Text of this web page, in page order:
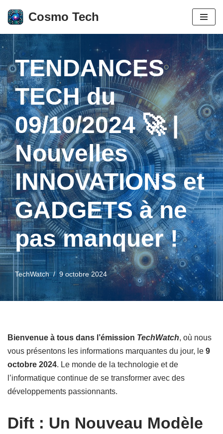
Aller
au
contenu
Cosmo Tech
TENDANCES
TECH du
09/10/2024 🚀 |
Nouvelles
INNOVATIONS et
GADGETS à ne
pas manquer !
TechWatch 9 octobre 2024
Bienvenue à tous dans l’émission TechWatch, où nous
vous présentons les informations marquantes du jour, le 9
octobre 2024. Le monde de la technologie et de
l’informatique continue de se transformer avec des
développements passionnants.
Dift : Un Nouveau Modèle